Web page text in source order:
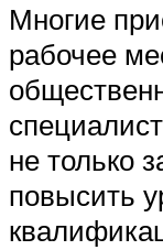
Многие
рабочее
не только
повысить